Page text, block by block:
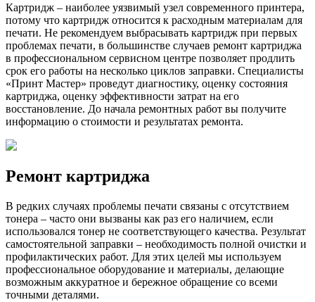
Картридж – наиболее уязвимый узел современного принтера,
потому что картридж относится к расходным материалам для
печати. Не рекомендуем выбрасывать картридж при первых
проблемах печати, в большинстве случаев ремонт картриджа
в профессиональном сервисном центре позволяет продлить
срок его работы на несколько циклов заправки. Специалисты
«Принт Мастер» проведут диагностику, оценку состояния
картриджа, оценку эффективности затрат на его
восстановление. До начала ремонтных работ вы получите
информацию о стоимости и результатах ремонта.
Ремонт картриджа
В редких случаях проблемы печати связаны с отсутствием
тонера – часто они вызваны как раз его наличием, если
использовался тонер не соответствующего качества. Результат
самостоятельной заправки – необходимость полной очистки и
профилактических работ. Для этих целей мы используем
профессиональное оборудование и материалы, делающие
возможным аккуратное и бережное обращение со всеми
точными деталями.